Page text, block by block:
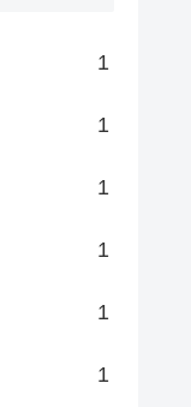
1
1
1
1
1
1